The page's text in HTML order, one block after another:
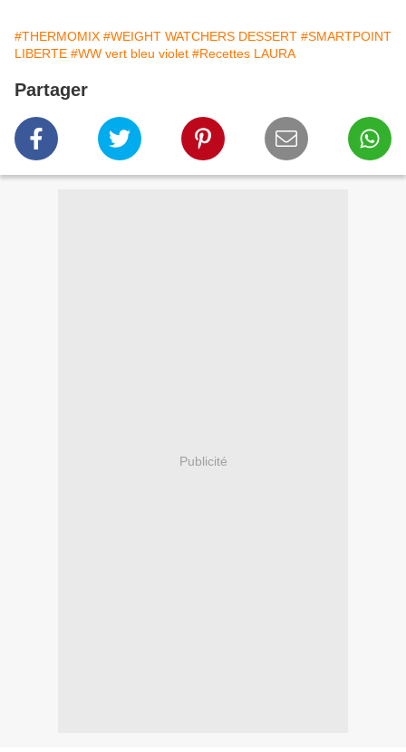
#THERMOMIX #WEIGHT WATCHERS DESSERT #SMARTPOINT
LIBERTE #WW vert bleu violet #Recettes LAURA
Partager
Publicité